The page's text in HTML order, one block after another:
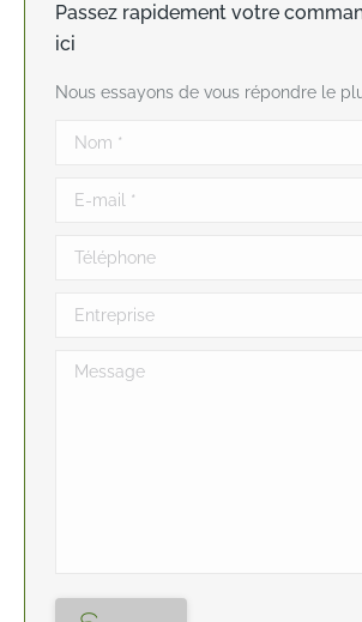
Passez rapidement votre
ici
Nous essayons de vous répondre le
Nom *
E-mail *
Téléphone
Entreprise
Message